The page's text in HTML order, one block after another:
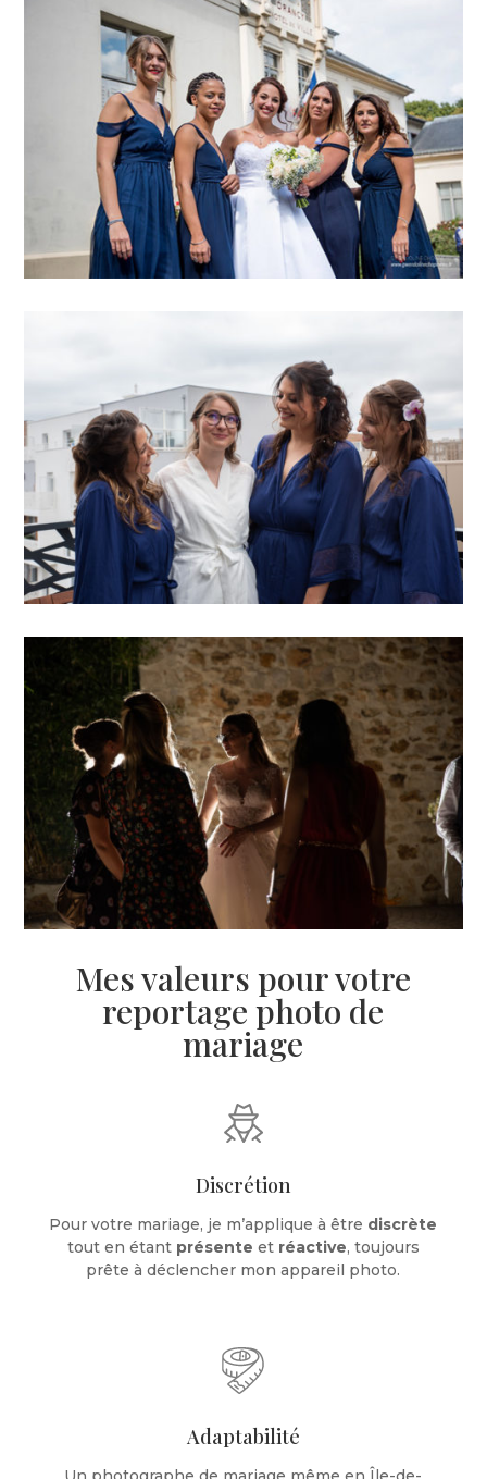
Mes valeurs pour votre
reportage photo de
mariage
Discrétion
Pour votre mariage, je m’applique à être discrète
tout en étant présente et réactive, toujours
prête à déclencher mon appareil photo.
Adaptabilité